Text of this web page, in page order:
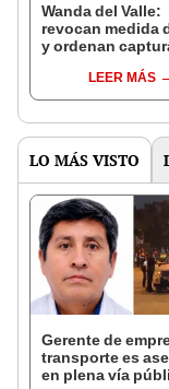
Wanda del Valle:
revocan medida
y ordenan
LEER MÁS
LO MÁS VISTO
Gerente de
transporte es
en plena vía